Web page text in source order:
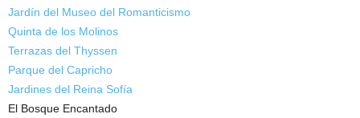
Jardín del Museo del Romanticismo
Quinta de los Molinos
Terrazas del Thyssen
Parque del Capricho
Jardines del Reina Sofía
El Bosque Encantado